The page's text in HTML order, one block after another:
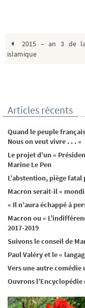
2015 – an 3 de
islamique
Articles récents
Quand le peuple
Nous on veut vivre . . . »
Le projet d’un «
Marine Le Pen
L’abstention, piège
Macron serait-il «
« Il n’aura échappé à
Macron ou «
2017-2019
Suivons le conseil de
Paul Valéry et le «
Vers une autre comédie
Ouvrons l’Encyclopédie